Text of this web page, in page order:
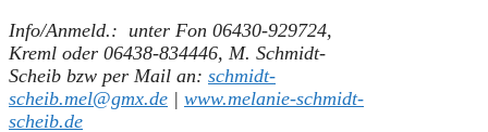
Info/Anmeld.: unter Fon 06430-929724,
Kreml oder 06438-834446, M. Schmidt-
Scheib bzw per Mail an: schmidt-
scheib.mel@gmx.de | www.melanie-schmidt-
scheib.de